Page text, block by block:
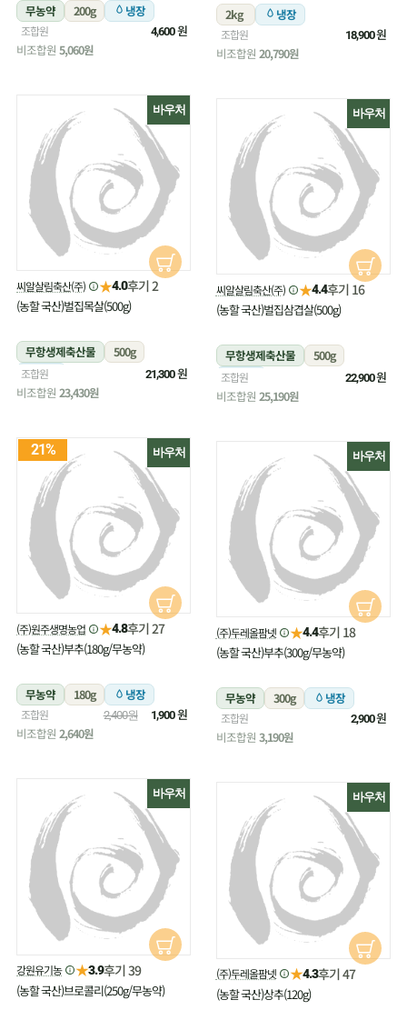
무농약 200g 냉장
조합원 4,600원
비조합원 5,060원
2kg 냉장
조합원 18,900원
비조합원 20,790원
바우처
씨알살림축산(주) ★4.0후기 2
(농할 국산)벌집목살(500g)
무항생제축산물
500g
냉장
조합원 21,300원
비조합원 23,430원
바우처
씨알살림축산(주) ★4.4후기 16
(농할 국산)벌집삼겹살(500g)
무항생제축산물
500g
냉장
조합원 22,900원
비조합원 25,190원
바우처
21%
(주)원주생명농업 ★4.8후기 27
(농할 국산)부추(180g/무농약)
무농약 180g 냉장
조합원 2,400원 1,900원
비조합원 2,640원
바우처
(주)두레올팜넷 ★4.4후기 18
(농할 국산)부추(300g/무농약)
무농약 300g 냉장
조합원 2,900원
비조합원 3,190원
바우처
강원유기농 ★3.9후기 39
(농할 국산)브로콜리(250g/무농약)
바우처
(주)두레올팜넷 ★4.3후기 47
(농할 국산)상추(120g)